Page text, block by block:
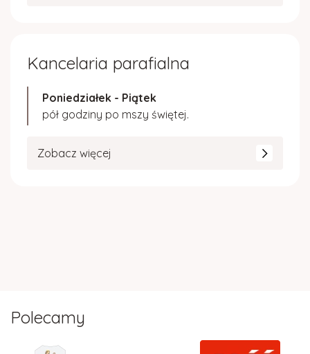
Kancelaria parafialna
Poniedziałek - Piątek
pół godziny po mszy świętej.
Zobacz więcej
Polecamy